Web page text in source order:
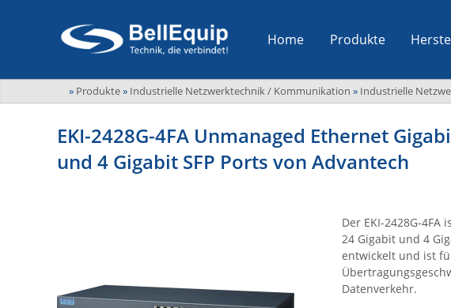
Home Produkte
» Produkte» Industrielle Netzwerktechnik / Kommunikation » Industrielle
EKI-2428G-4FA Unmanaged Ethernet
und 4 Gigabit SFP Ports von Advantech
Der EKI-2428G-
24 Gigabit und 4
entwickelt und ist
Datenverkehr.